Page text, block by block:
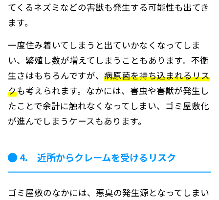
てくるネズミなどの害獣も発生する可能性も出てき
ます。
一度住み着いてしまうと出ていかなくなってしま
い、繁殖し数が増えてしまうこともあります。不衛
生さはもちろんですが、 病原菌を持ち込まれるリス
クも考えられます。なかには、害虫や害獣が発生し
たことで余計に触れなくなってしまい、ゴミ屋敷化
が進んでしまうケースもあります。
4. 近所からクレームを受けるリスク
ゴミ屋敷のなかには、悪臭の発生源となってしまい